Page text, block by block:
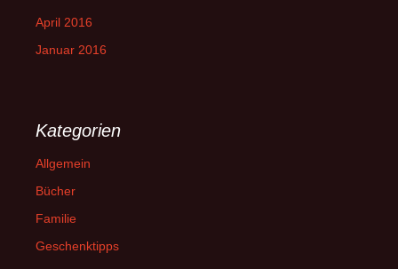
April 2016
Januar 2016
Kategorien
Allgemein
Bücher
Familie
Geschenktipps